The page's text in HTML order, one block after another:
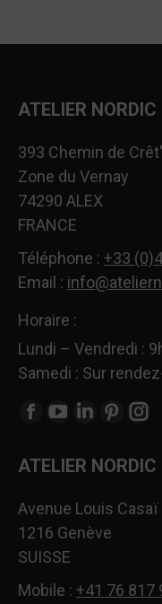
ATELIER
393 Chemin de
Zone du Vernay
74290 ALEX
FRANCE
Téléphone : +33
Email :
Horaire :
Lundi – Vendredi :
Samedi : Sur
Trouvez nous sur :
La
Facebook
dans
une
nouvelle
fenêtre
La
YouTube
dans
une
nouvelle
fenêtre
La
LinkedIn
dans
une
fenêtre
La
dans
La
ATELIER
Avenue Louis Casaï
1216 Genève
SUISSE
Mobile : +41 76 817